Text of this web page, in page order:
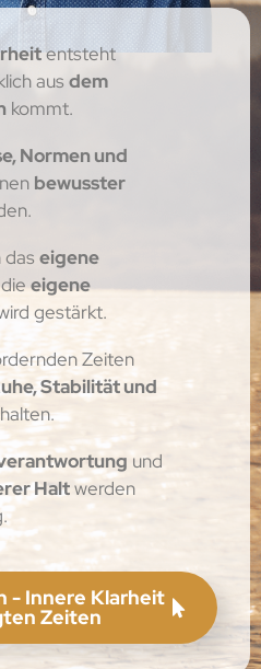
entsteht
ausdem
kommt.
Normen und
bewusster
das eigene
dieeigene
gestärkt.
Zeiten
Stabilität und
und
Haltwerden
- Innere Klarheit
Zeiten